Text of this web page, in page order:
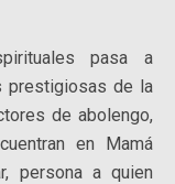
pasa a
prestigiosas de la
de abolengo,
en Mamá
persona a quien